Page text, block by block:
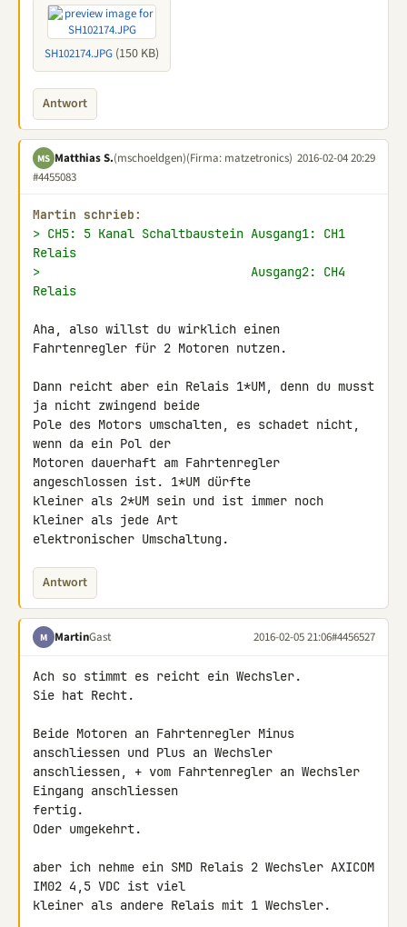
SH102174.JPG (150 KB)
Antwort
MS Matthias S.(mschoeldgen)(Firma: matzetronics) 2016-02-04 20:29
#4455083
Martin schrieb:
> CH5: 5 Kanal Schaltbaustein Ausgang1: CH1
Relais
>                             Ausgang2: CH4
Relais
Aha, also willst du wirklich einen
Fahrtenregler für 2 Motoren nutzen.
Dann reicht aber ein Relais 1*UM, denn du musst
ja nicht zwingend beide
Pole des Motors umschalten, es schadet nicht,
wenn da ein Pol der
Motoren dauerhaft am Fahrtenregler
angeschlossen ist. 1*UM dürfte
kleiner als 2*UM sein und ist immer noch
kleiner als jede Art
elektronischer Umschaltung.
Antwort
M MartinGast 2016-02-05 21:06#4456527
Ach so stimmt es reicht ein Wechsler.
Sie hat Recht.
Beide Motoren an Fahrtenregler Minus
anschliessen und Plus an Wechsler
anschliessen, + vom Fahrtenregler an Wechsler
Eingang anschliessen
fertig.
Oder umgekehrt.
aber ich nehme ein SMD Relais 2 Wechsler AXICOM
IM02 4,5 VDC ist viel
kleiner als andere Relais mit 1 Wechsler.